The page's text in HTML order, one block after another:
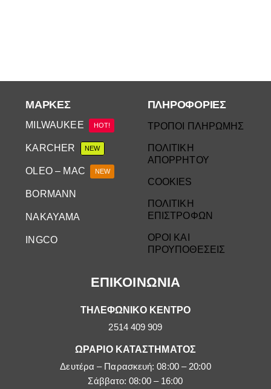
ΕΠΙΚΟΙΝΩΝΙΑ
ΤΗΛΕΦΩΝΙΚΟ ΚΕΝΤΡΟ
2514 409 909
ΩΡΑΡΙΟ ΚΑΤΑΣΤΗΜΑΤΟΣ
Δευτέρα – Παρασκευή: 08:00 – 20:00
Σάββατο: 08:00 – 16:00
ΜΆΡΚΕΣ
MILWAUKEE HOT!
KARCHER NEW
OLEO – MAC NEW
BORMANN
NAKAYAMA
INGCO
ΠΛΗΡΟΦΟΡΙΕΣ
ΤΡΟΠΟΙ ΠΛΗΡΩΜΗΣ
ΠΟΛΙΤΙΚΗ
ΑΠΟΡΡΗΤΟΥ
COOKIES
ΠΟΛΙΤΙΚΗ
ΕΠΙΣΤΡΟΦΩΝ
ΟΡΟΙ ΚΑΙ
ΠΡΟΥΠΟΘΕΣΕΙΣ